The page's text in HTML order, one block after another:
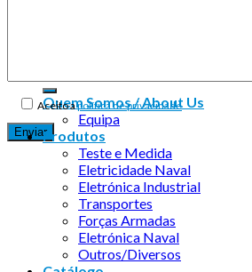
Aceito apolítica de privacidade
Quem Somos / About Us
Equipa
Produtos
Teste e Medida
Eletricidade Naval
Eletrónica Industrial
Transportes
Forças Armadas
Eletrónica Naval
Outros/Diversos